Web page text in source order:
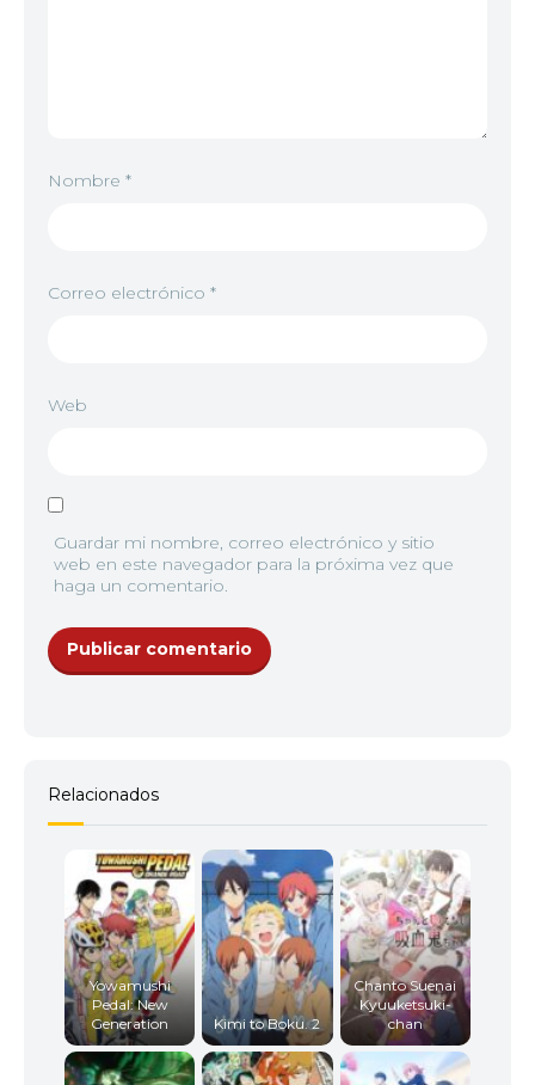
Nombre *
Correo electrónico *
Web
Guardar mi nombre, correo electrónico y sitio
web en este navegador para la próxima vez que
haga un comentario.
Relacionados
Yowamushi
Pedal: New
Generation
Kimi to Boku. 2
Chanto Suenai
Kyuuketsuki-
chan